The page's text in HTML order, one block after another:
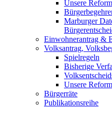
Unsere
Marburger
Einwohnerantrag &
Volksantrag,
Spielregeln
Bisherige
Unsere
Bürgerräte
Publikationsreihe